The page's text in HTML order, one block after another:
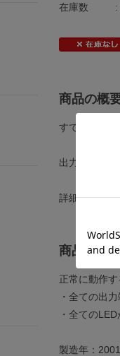
在庫数 :
商品の概
すでに生産終
出力：32点
詳細はユー
商品の状
正常に動作
・全ての出
・全ての
製造年：